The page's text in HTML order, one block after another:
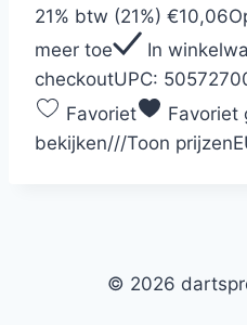
21% btw (21%) €10,06
meer toe
In
checkoutUPC:
Favoriet
Favoriet
bekijken///Toon prijzen
© 2026